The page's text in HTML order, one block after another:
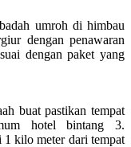
umroh di himbau
dengan penawaran
dengan paket yang
buat pastikan tempat
hotel bintang 3.
kilo meter dari tempat